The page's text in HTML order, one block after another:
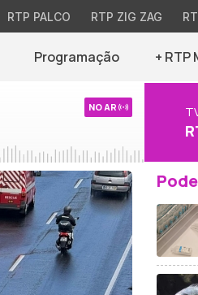
RTP PALCO RTP ZIG ZAG
Programação + RTP
NO AR